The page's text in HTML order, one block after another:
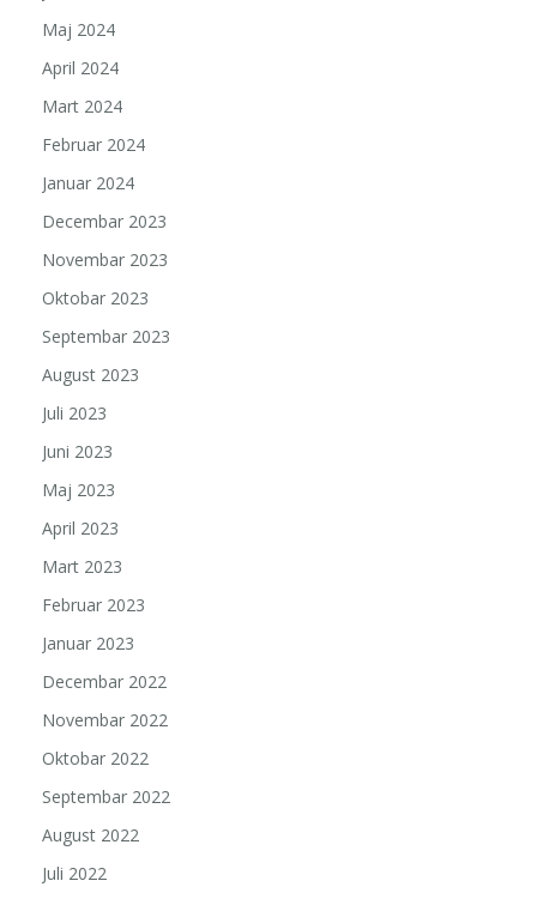
Maj 2024
April 2024
Mart 2024
Februar 2024
Januar 2024
Decembar 2023
Novembar 2023
Oktobar 2023
Septembar 2023
August 2023
Juli 2023
Juni 2023
Maj 2023
April 2023
Mart 2023
Februar 2023
Januar 2023
Decembar 2022
Novembar 2022
Oktobar 2022
Septembar 2022
August 2022
Juli 2022